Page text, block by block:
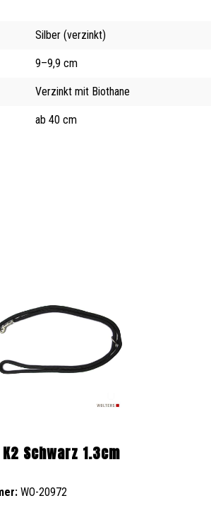
Silber (verzinkt)
9–9,9 cm
Verzinkt mit Biothane
ab 40 cm
Schwarz 1.3cm
WO-20972